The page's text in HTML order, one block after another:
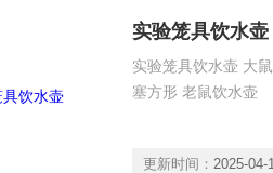
实验笼具饮水壶
实验笼具饮水壶 大
塞方形 老鼠饮水壶
更新时间： 2025-04-